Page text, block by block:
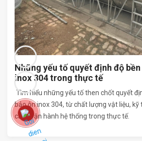
Những yếu tố quyết định độ
inox 304 trong thực tế
Tìm hiểu những yếu tố then chốt quyết
bảo ôn inox 304, từ chất lượng vật liệu, kỹ
cách vận hành hệ thống trong thực tế.